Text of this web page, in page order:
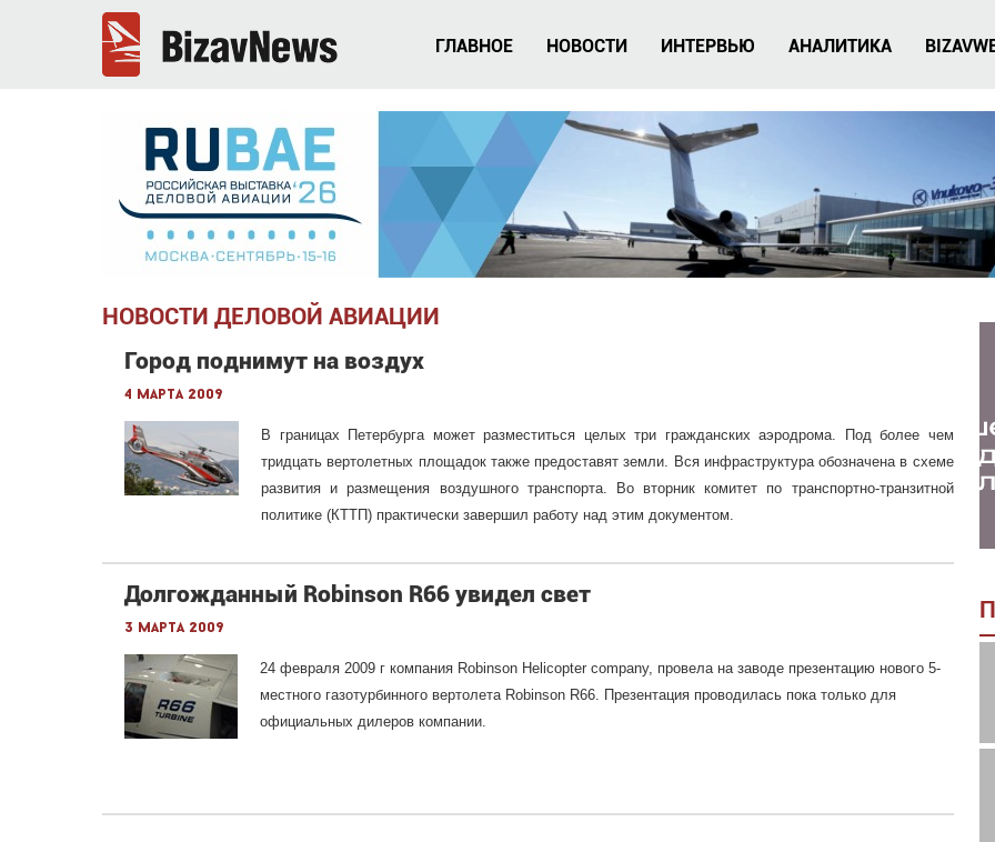
ГЛАВНОЕ НОВОСТИ ИНТЕРВЬЮ АНАЛИТИКА
НОВОСТИ ДЕЛОВОЙ АВИАЦИИ
Город поднимут на воздух
4 марта 2009
В границах Петербурга может разместиться целых три гражданских аэродрома. Под более чем
тридцать вертолетных площадок также предоставят земли. Вся инфраструктура обозначена в схеме
развития и размещения воздушного транспорта. Во вторник комитет по транспортно-транзитной
политике (КТТП) практически завершил работу над этим документом.
Долгожданный Robinson R66 увидел свет
3 марта 2009
24 февраля 2009 г компания Robinson Helicopter company, провела на заводе презентацию нового 5-
местного газотурбинного вертолета Robinson R66. Презентация проводилась пока только для
официальных дилеров компании.